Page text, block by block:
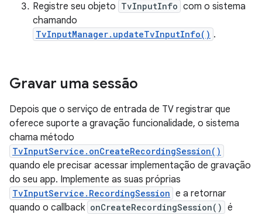
Registre seu objeto TvInputInfo com o sistema
chamando
TvInputManager.updateTvInputInfo() .
Gravar uma sessão
Depois que o serviço de entrada de TV registrar que
oferece suporte a gravação funcionalidade, o sistema
chama método
TvInputService.onCreateRecordingSession()
quando ele precisar acessar implementação de gravação
do seu app. Implemente as suas próprias
TvInputService.RecordingSession e a retornar
quando o callback onCreateRecordingSession() é